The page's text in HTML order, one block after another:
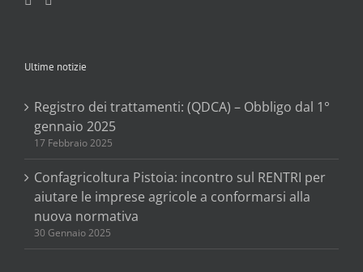
Ultime notizie
Registro dei trattamenti: (QDCA) – Obbligo dal 1°
gennaio 2025
17 Febbraio 2025
Confagricoltura Pistoia: incontro sul RENTRI per
aiutare le imprese agricole a conformarsi alla
nuova normativa
30 Gennaio 2025